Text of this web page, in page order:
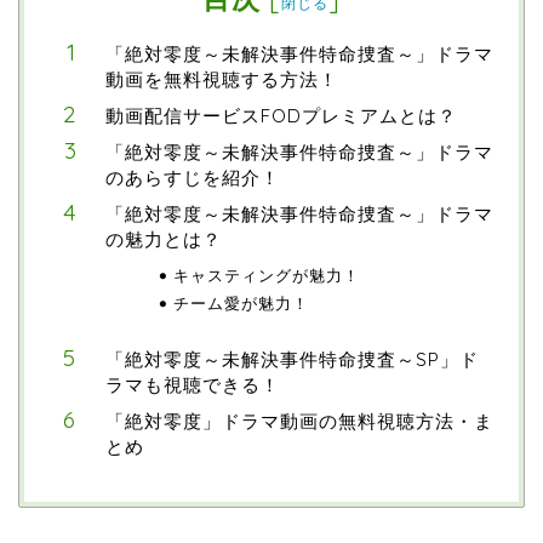
「絶対零度～未解決事件特命捜査～」ドラマ
動画を無料視聴する方法！
動画配信サービスFODプレミアムとは？
「絶対零度～未解決事件特命捜査～」ドラマ
のあらすじを紹介！
「絶対零度～未解決事件特命捜査～」ドラマ
の魅力とは？
キャスティングが魅力！
チーム愛が魅力！
「絶対零度～未解決事件特命捜査～SP」ド
ラマも視聴できる！
「絶対零度」ドラマ動画の無料視聴方法・ま
とめ